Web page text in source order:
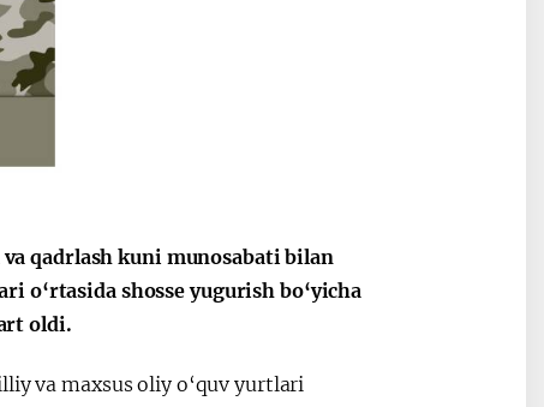
qadrlash kuni munosabati bilan
o‘rtasida shosse yugurish bo‘yicha
oldi.
va maxsus oliy o‘quv yurtlari